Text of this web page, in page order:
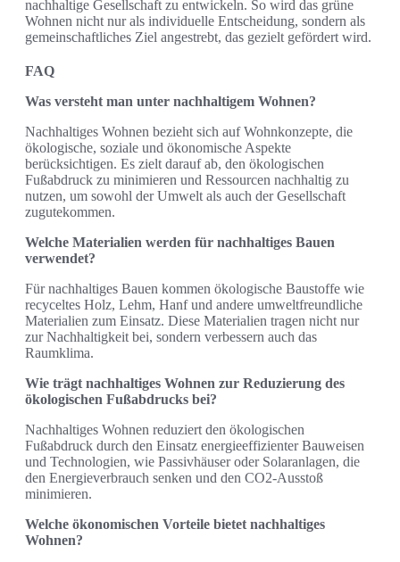
nachhaltige Gesellschaft zu entwickeln. So wird das grüne
Wohnen nicht nur als individuelle Entscheidung, sondern als
gemeinschaftliches Ziel angestrebt, das gezielt gefördert wird.
FAQ
Was versteht man unter nachhaltigem Wohnen?
Nachhaltiges Wohnen bezieht sich auf Wohnkonzepte, die
ökologische, soziale und ökonomische Aspekte
berücksichtigen. Es zielt darauf ab, den ökologischen
Fußabdruck zu minimieren und Ressourcen nachhaltig zu
nutzen, um sowohl der Umwelt als auch der Gesellschaft
zugutekommen.
Welche Materialien werden für nachhaltiges Bauen
verwendet?
Für nachhaltiges Bauen kommen ökologische Baustoffe wie
recyceltes Holz, Lehm, Hanf und andere umweltfreundliche
Materialien zum Einsatz. Diese Materialien tragen nicht nur
zur Nachhaltigkeit bei, sondern verbessern auch das
Raumklima.
Wie trägt nachhaltiges Wohnen zur Reduzierung des
ökologischen Fußabdrucks bei?
Nachhaltiges Wohnen reduziert den ökologischen
Fußabdruck durch den Einsatz energieeffizienter Bauweisen
und Technologien, wie Passivhäuser oder Solaranlagen, die
den Energieverbrauch senken und den CO2-Ausstoß
minimieren.
Welche ökonomischen Vorteile bietet nachhaltiges
Wohnen?